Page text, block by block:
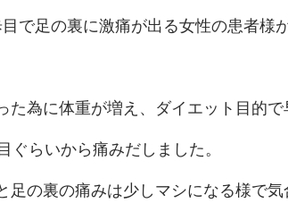
で足の裏に激痛が出る女性の患者様
た為に体重が増え、ダイエット目的で
ぐらいから痛みだしました。
の裏の痛みは少しマシになる様で気